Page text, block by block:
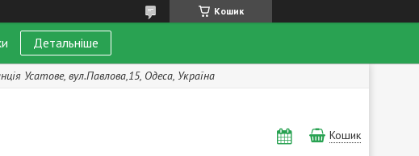
Кошик
Детальніше
Усатове, вул.Павлова,15, Одеса, Україна
Кошик